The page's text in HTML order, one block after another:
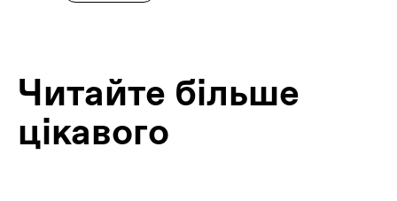
Читайте більше
цікавого